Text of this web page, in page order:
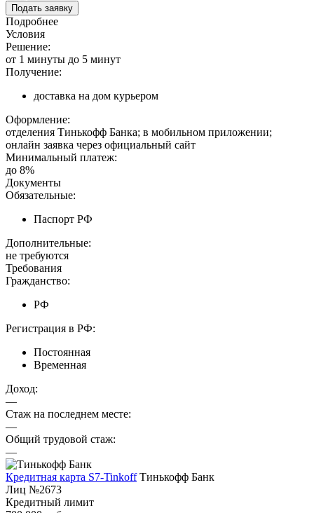
Подать заявку
Подробнее
Условия
Решение:
от 1 минуты до 5 минут
Получение:
доставка на дом курьером
Оформление:
отделения Тинькофф Банка; в мобильном приложении;
онлайн заявка через официальный сайт
Минимальный платеж:
до 8%
Документы
Обязательные:
Паспорт РФ
Дополнительные:
не требуются
Требования
Гражданство:
РФ
Регистрация в РФ:
Постоянная
Временная
Доход:
—
Стаж на последнем месте:
—
Общий трудовой стаж:
—
Кредитная карта S7-Tinkoff Тинькофф Банк
Лиц №2673
Кредитный лимит